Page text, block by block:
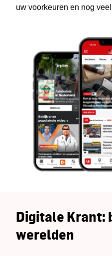
uw voorkeuren en nog
Digitale Krant:
werelden